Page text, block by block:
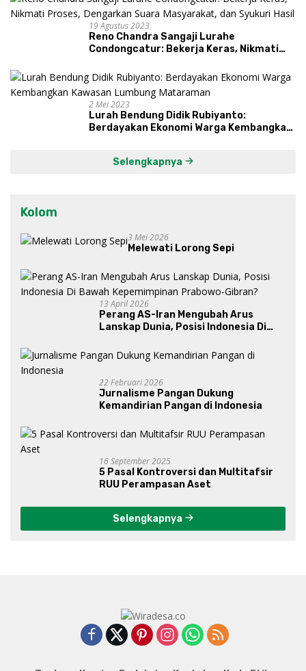
19 Agustus 2023
Reno Chandra Sangaji Lurahe
Condongcatur: Bekerja Keras, Nikmati
dan Syukuri Hasil
2 Mei 2023
Lurah Bendung Didik Rubiyanto:
Berdayakan Ekonomi Warga Kembangkan
Selengkapnya
Kolom
3 Mei 2026
Melewati Lorong Sepi
13 April 2026
Perang AS-Iran Mengubah Arus
Lanskap Dunia, Posisi Indonesia Di
Gibran?
22 Februari 2026
Jurnalisme Pangan Dukung
Kemandirian Pangan di Indonesia
16 September 2025
5 Pasal Kontroversi dan Multitafsir
RUU Perampasan Aset
Selengkapnya